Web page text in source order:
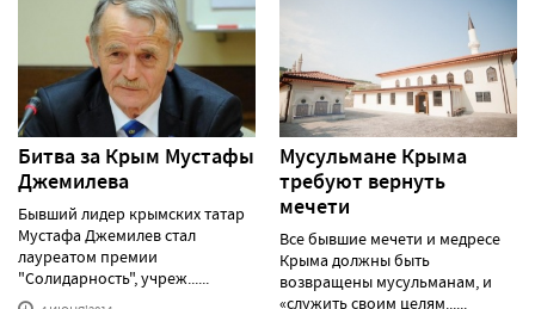
Битва за Крым Мустафы
Джемилева
Бывший лидер крымских татар
Мустафа Джемилев стал
лауреатом премии
"Солидарность", учреж......
Мусульмане Крыма
требуют вернуть
мечети
Все бывшие мечети и медресе
Крыма должны быть
возвращены мусульманам, и
«служить своим целям......